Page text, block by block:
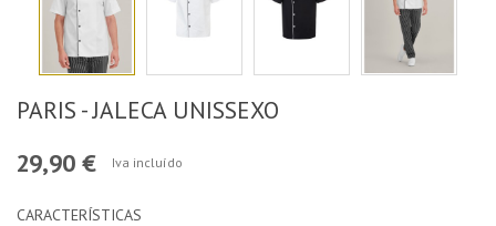
PARIS - JALECA UNISSEXO
29,90 €
Iva incluído
CARACTERÍSTICAS